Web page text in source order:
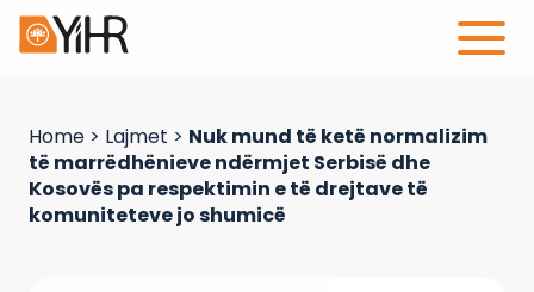
Home > Lajmet > Nuk mund të ketë normalizim
të marrëdhënieve ndërmjet Serbisë dhe
Kosovës pa respektimin e të drejtave të
komuniteteve jo shumicë